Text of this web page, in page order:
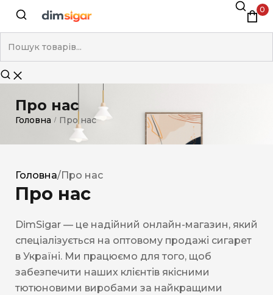
0
Про нас
Головна / Про нас
Головна/Про нас
Про нас
DimSigar — це надійний онлайн-магазин, який
спеціалізується на оптовому продажі сигарет
в Україні. Ми працюємо для того, щоб
забезпечити наших клієнтів якісними
тютюновими виробами за найкращими